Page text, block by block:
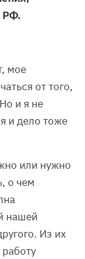
РФ.
мое
от того,
и я не
и дело тоже
или нужно
о чем
нашей
Из их